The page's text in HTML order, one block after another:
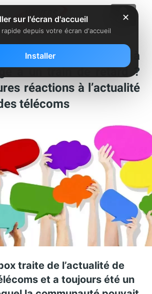
Telecom innove face à
a un train de retard ?
réactions à l’actualité
télécoms
traite de l’actualité de
et a toujours été un
✕
sur l'écran d'accueil
rapide depuis votre écran d'accueil
Installer